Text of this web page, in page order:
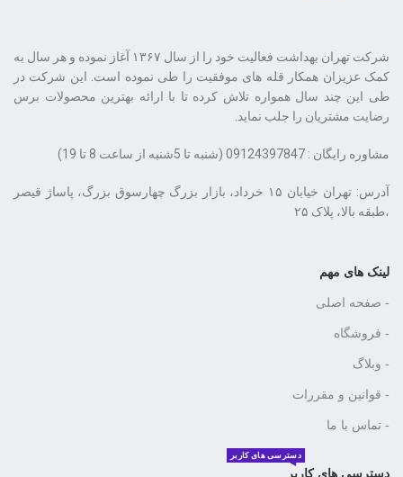
شرکت تهران بهداشت فعالیت خود را از سال ۱۳۶۷ آغاز نموده و هر سال به
کمک عزیزان همکار قله های موفقیت را طی نموده است. این شرکت در
طی این چند سال همواره تلاش کرده تا با ارائه بهترین محصولات برس
رضایت مشتریان را جلب نماید.
مشاوره رایگان : 09124397847 (شنبه تا 5شنبه از ساعت 8 تا 19)
،طبقه بالا، پلاک ۲۵
لینک های مهم
- صفحه اصلی
- فروشگاه
- وبلاگ
- قوانین و مقررات
- تماس با ما
دسترسی های کاربر
دسترسی های کاربر